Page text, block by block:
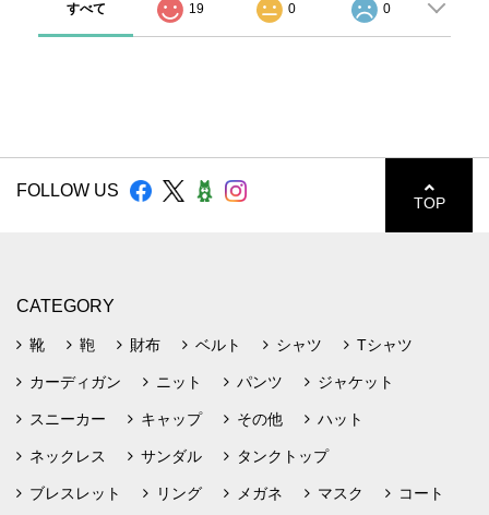
すべて 19 0 0
FOLLOW US
TOP
CATEGORY
靴 鞄 財布 ベルト シャツ Tシャツ
カーディガン ニット パンツ ジャケット
スニーカー キャップ その他 ハット
ネックレス サンダル タンクトップ
ブレスレット リング メガネ マスク コート